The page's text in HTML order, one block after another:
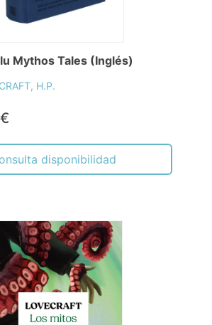
Mythos Tales (Inglés)
H.P.
disponibilidad